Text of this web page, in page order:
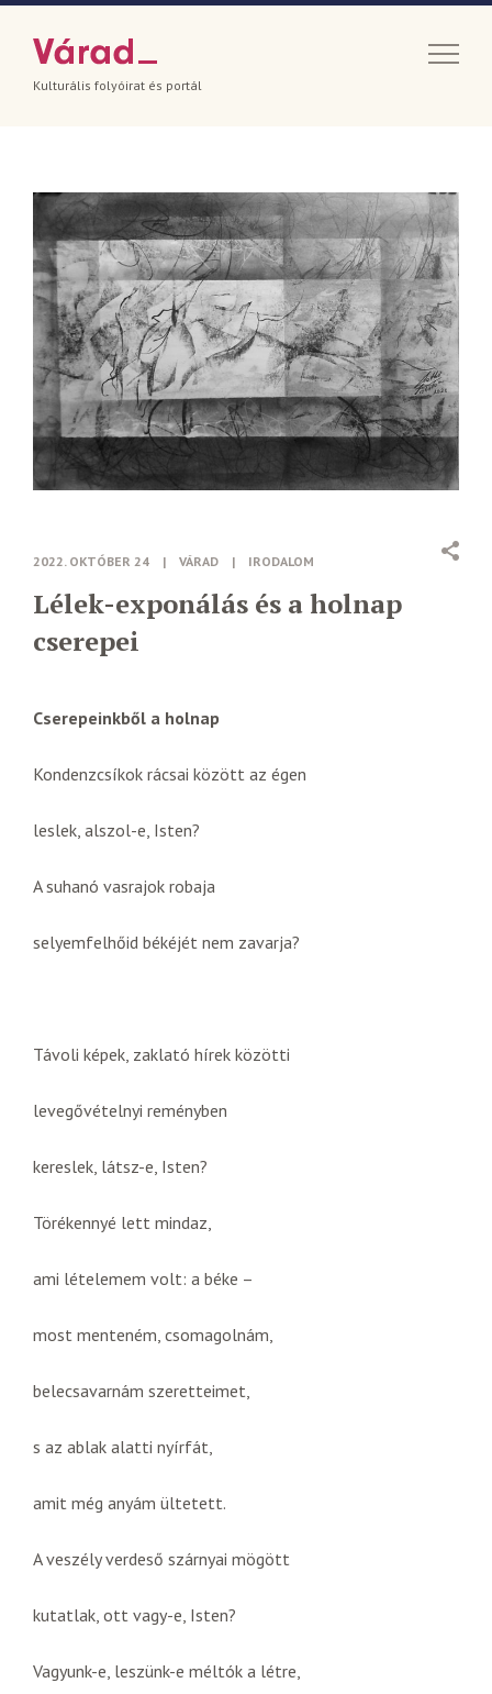
Kulturális folyóirat és portál
2022. OKTÓBER 24 | VÁRAD | IRODALOM
Lélek-exponálás és a holnap
cserepei
Cserepeinkből a holnap
Kondenzcsíkok rácsai között az égen
leslek, alszol-e, Isten?
A suhanó vasrajok robaja
selyemfelhőid békéjét nem zavarja?
Távoli képek, zaklató hírek közötti
levegővételnyi reményben
kereslek, látsz-e, Isten?
Törékennyé lett mindaz,
ami lételemem volt: a béke –
most menteném, csomagolnám,
belecsavarnám szeretteimet,
s az ablak alatti nyírfát,
amit még anyám ültetett.
A veszély verdeső szárnyai mögött
kutatlak, ott vagy-e, Isten?
Vagyunk-e, leszünk-e méltók a létre,